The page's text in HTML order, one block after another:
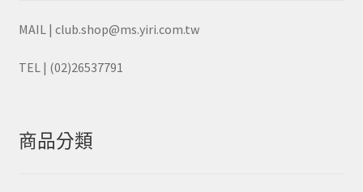
MAIL | club.shop@ms.yiri.com.tw
TEL | (02)26537791
商品分類